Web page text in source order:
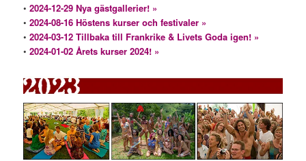
•2024-12-29 Nya gästgallerier! »
•2024-08-16 Höstens kurser och festivaler »
•2024-03-12 Tillbaka till Frankrike & Livets Goda igen! »
•2024-01-02 Årets kurser 2024! »